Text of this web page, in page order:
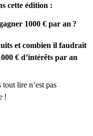
cette édition :
1000 € par an ?
et combien il faudrait
€ d’intérêts par an
lire n’est pas
!